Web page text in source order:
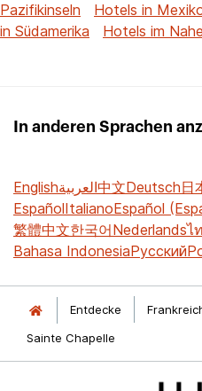
Pazifikinseln
Hotels in
in Südamerika
Hotels im
In anderen Sprachen
Englishالعربية中文Deutsch日
EspañolItalianoEspañol
繁體中文한국어Nederlandsไ
Bahasa IndonesiaРусский
Entdecke
Sainte Chapelle